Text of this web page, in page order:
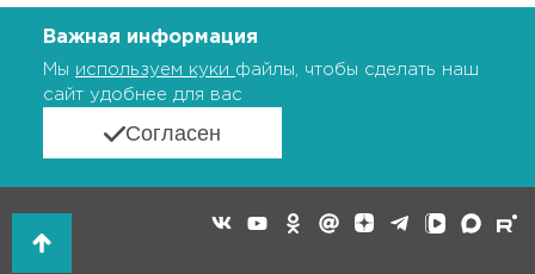
Важная информация
Мы используем куки файлы, чтобы сделать наш
сайт удобнее для вас
Согласен